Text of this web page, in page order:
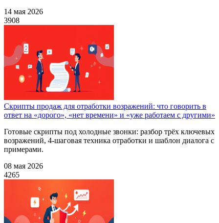
14 мая 2026
3908
Скрипты продаж для отработки возражений: что говорить в
ответ на «дорого», «нет времени» и «уже работаем с другими»
Готовые скрипты под холодные звонки: разбор трёх ключевых
возражений, 4-шаговая техника отработки и шаблон диалога с
примерами.
08 мая 2026
4265